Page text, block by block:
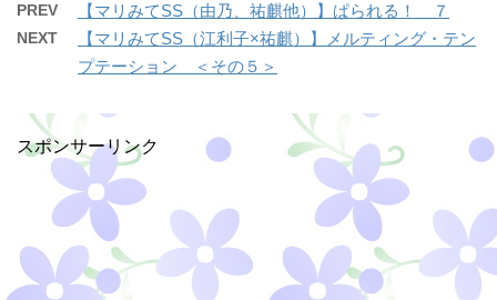
PREV 【マリみてSS（由乃、祐麒他）】ぱられる！ ７
NEXT
【マリみてSS（江利子×祐麒）】メルティング・テン
プテーション ＜その５＞
スポンサーリンク